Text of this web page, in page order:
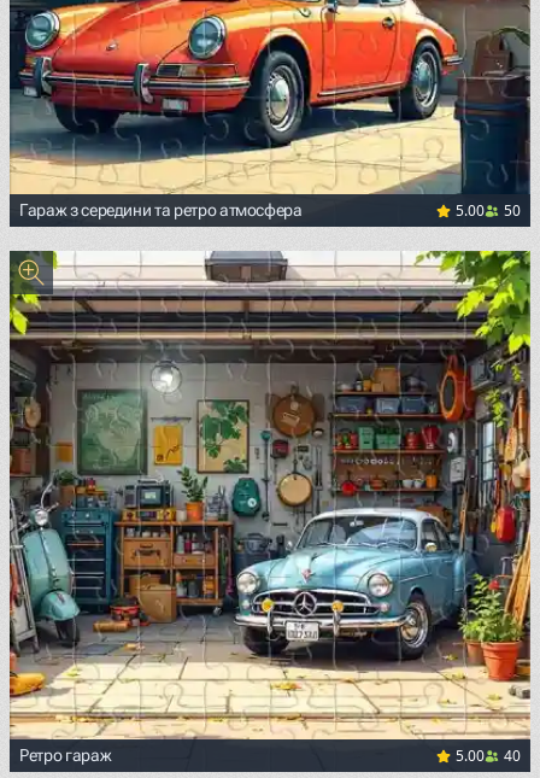
Гараж з середини та ретро атмосфера 5.00 50
Ретро гараж 5.00 40